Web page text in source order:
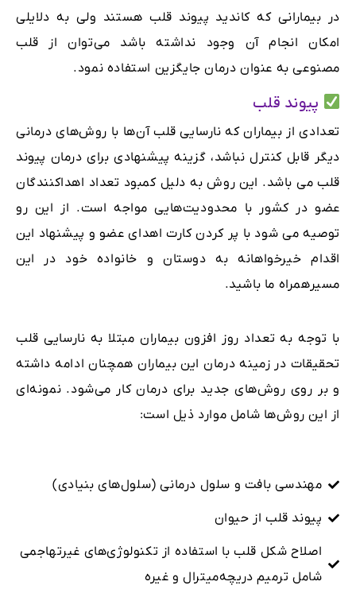
در بیمارانی که کاندید پیوند قلب هستند ولی به دلایلی
امکان انجام آن وجود نداشته باشد می‌توان از قلب
مصنوعی به عنوان درمان جایگزین استفاده نمود.
پیوند قلب
تعدادی از بیماران که نارسایی قلب آن‌ها با روش‌های درمانی
دیگر قابل کنترل نباشد، گزینه پیشنهادی برای درمان پیوند
قلب می باشد. این روش به دلیل کمبود تعداد اهداکنندگان
عضو در کشور با محدودیت‌هایی مواجه است. از این رو
توصیه می شود با پر کردن کارت اهدای عضو و پیشنهاد این
اقدام خیرخواهانه به دوستان و خانواده خود در این
مسیرهمراه ما باشید.
با توجه به تعداد روز افزون بیماران مبتلا به نارسایی قلب
تحقیقات در زمینه درمان این بیماران همچنان ادامه داشته
و بر روی روش‌های جدید برای درمان کار می‌شود. نمونه‌ای
از این روش‌‌ها شامل موارد ذیل است:
مهندسی بافت و سلول درمانی (سلول‌های بنیادی)
پیوند قلب از حیوان
اصلاح شکل قلب با استفاده از تکنولوژی‌های غیرتهاجمی
شامل ترمیم دریچه‌‌میترال و غیره